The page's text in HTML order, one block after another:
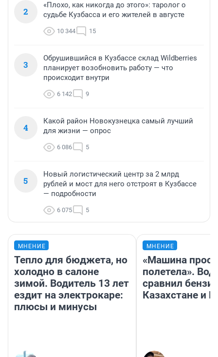
2
«Плохо, как никогда до этого»: таролог о
судьбе Кузбасса и его жителей в августе
10 344 15
3
Обрушившийся в Кузбассе склад Wildberries
планирует возобновить работу — что
происходит внутри
6 142 9
4
Какой район Новокузнецка самый лучший
для жизни — опрос
6 086 5
5
Новый логистический центр за 2 млрд
рублей и мост для него отстроят в Кузбассе
— подробности
6 075 5
МНЕНИЕ
Тепло для бюджета, но
холодно в салоне
зимой. Водитель 13 лет
ездит на электрокаре:
плюсы и минусы
МНЕНИЕ
«Машина
полетела».
сравнил
Казахстане и